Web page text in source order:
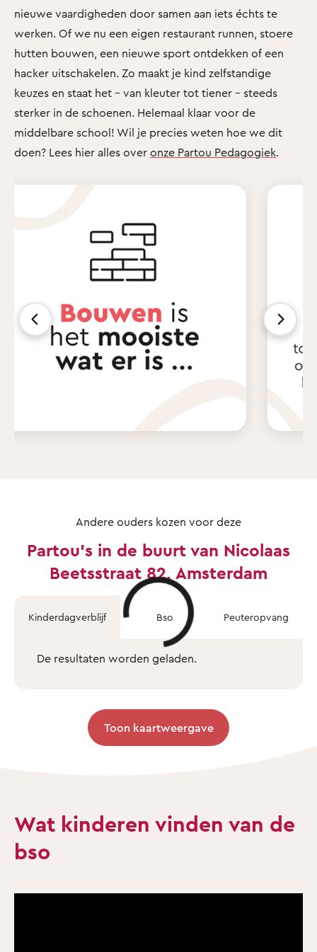
nieuwe vaardigheden door samen aan iets échts te
werken. Of we nu een eigen restaurant runnen, stoere
hutten bouwen, een nieuwe sport ontdekken of een
hacker uitschakelen. Zo maakt je kind zelfstandige
keuzes en staat het - van kleuter tot tiener - steeds
sterker in de schoenen. Helemaal klaar voor de
middelbare school! Wil je precies weten hoe we dit
doen? Lees hier alles over onze Partou Pedagogiek.
Andere ouders kozen voor deze
Partou's in de buurt van Nicolaas
Beetsstraat 82, Amsterdam
Kinderdagverblijf Bso Peuteropvang
De resultaten worden geladen.
Toon kaartweergave
Wat kinderen vinden van de
bso